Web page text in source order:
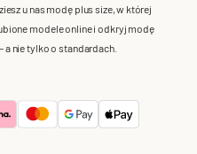
u nas modę plus size, w której
modele online i odkryj modę
a nie tylko o standardach.